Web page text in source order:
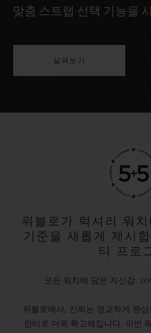
맞춤 스트랩 선택 기능을
살펴보기
위블로가 럭셔리 워치
기준을 새롭게 제시
티 프로
모든 워치에 담은 자신감.
위블로에서, 신뢰는 정교하게 완
런티로 더욱 확고해집니다. 이번